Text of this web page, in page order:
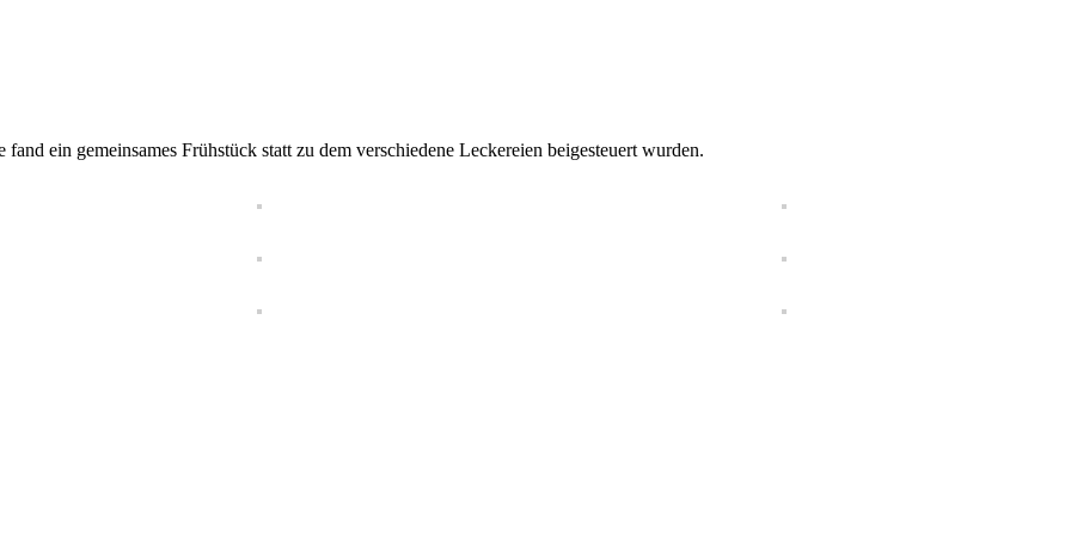
ein gemeinsames Frühstück statt zu dem verschiedene Leckereien beigesteuert wurden.